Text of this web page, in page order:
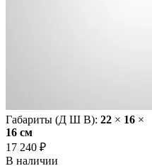
Габариты (Д Ш В): 22 × 16 ×
16 cм
17 240 ₽
В наличии